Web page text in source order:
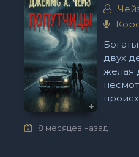
двух
желая
8 месяцев назад